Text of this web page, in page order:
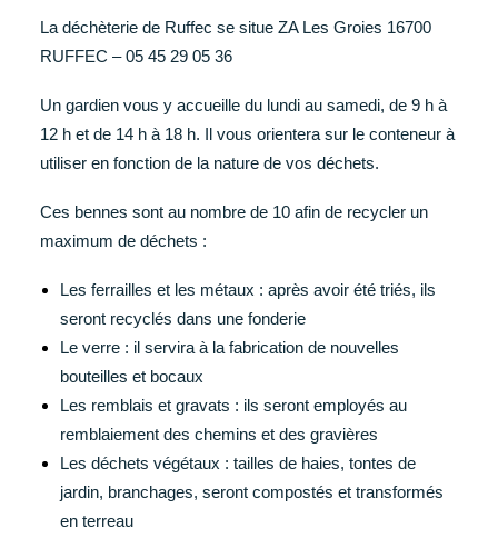
La déchèterie de Ruffec se situe ZA Les Groies 16700
RUFFEC – 05 45 29 05 36
Un gardien vous y accueille du lundi au samedi, de 9 h à
12 h et de 14 h à 18 h. Il vous orientera sur le conteneur à
utiliser en fonction de la nature de vos déchets.
Ces bennes sont au nombre de 10 afin de recycler un
maximum de déchets :
Les ferrailles et les métaux : après avoir été triés, ils
seront recyclés dans une fonderie
Le verre : il servira à la fabrication de nouvelles
bouteilles et bocaux
Les remblais et gravats : ils seront employés au
remblaiement des chemins et des gravières
Les déchets végétaux : tailles de haies, tontes de
jardin, branchages, seront compostés et transformés
en terreau